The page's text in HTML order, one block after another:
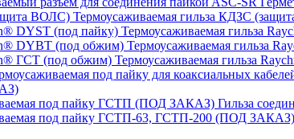
Термоусаживаемая гильза КДЗС
Термоусаживаемая гильза
Термоусаживаемая гильза
Термоусаживаемая гильза
Гильза